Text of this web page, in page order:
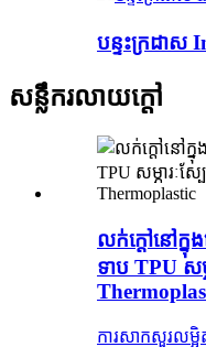
បន្ទះក្រដាស
សន្លឹករលាយក្តៅ
លក់ក្តៅនៅក្នុ
ទាប TPU សម្
ការសាកសួរលម្អិ